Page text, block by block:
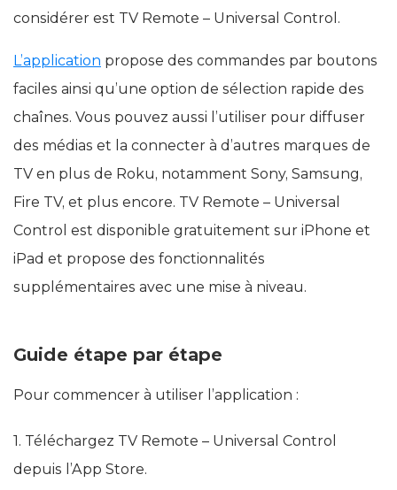
considérer est TV Remote – Universal Control.
L’application propose des commandes par boutons
faciles ainsi qu’une option de sélection rapide des
chaînes. Vous pouvez aussi l’utiliser pour diffuser
des médias et la connecter à d’autres marques de
TV en plus de Roku, notamment Sony, Samsung,
Fire TV, et plus encore. TV Remote – Universal
Control est disponible gratuitement sur iPhone et
iPad et propose des fonctionnalités
supplémentaires avec une mise à niveau.
Guide étape par étape
Pour commencer à utiliser l’application :
1. Téléchargez TV Remote – Universal Control
depuis l’App Store.